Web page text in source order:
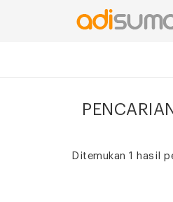
PENCARIAN
Ditemukan 1 hasil